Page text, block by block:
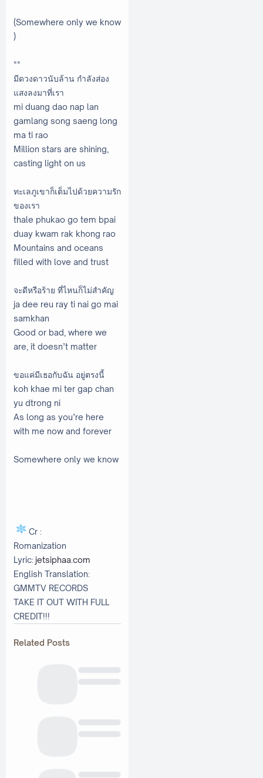
(Somewhere only we know
)
**
มีดวงดาวนับล้าน กำลังส่อง
แสงลงมาที่เรา
mi duang dao nap lan
gamlang song saeng long
ma ti rao
Million stars are shining,
casting light on us
ทะเลภูเขาก็เต็มไปด้วยความรัก
ของเรา
thale phukao go tem bpai
duay kwam rak khong rao
Mountains and oceans
filled with love and trust
จะดีหรือร้าย ที่ไหนก็ไม่สำคัญ
ja dee reu ray ti nai go mai
samkhan
Good or bad, where we
are, it doesn’t matter
ขอแค่มีเธอกับฉัน อยู่ตรงนี้
koh khae mi ter gap chan
yu dtrong ni
As long as you’re here
with me now and forever
Somewhere only we know
Cr :
Romanization
Lyric:jetsiphaa.com
English Translation:
GMMTV RECORDS
TAKE IT OUT WITH FULL
CREDIT!!!
Related Posts